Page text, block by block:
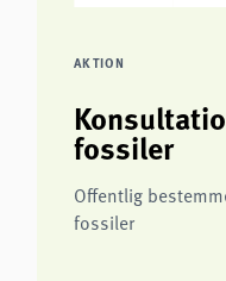
AKTION
fossiler
Offentlig
fossiler